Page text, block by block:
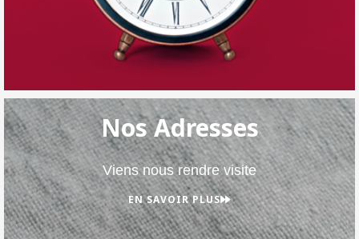
Nos Adresses
Viens nous rendre visite
EN SAVOIR PLUS